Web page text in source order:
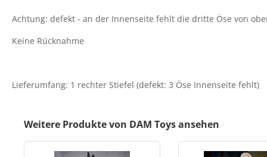
Achtung: defekt - an der Innenseite fehlt die dritte Öse von
Keine Rücknahme
Lieferumfang: 1 rechter Stiefel (defekt: 3 Öse Innenseite fehlt)
Weitere Produkte von DAM Toys ansehen